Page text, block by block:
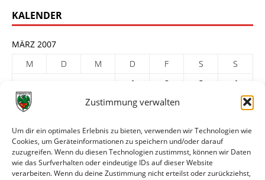
Zustimmung verwalten
Um dir ein optimales Erlebnis zu bieten, verwenden wir Technologien wie
Cookies, um Geräteinformationen zu speichern und/oder darauf
zuzugreifen. Wenn du diesen Technologien zustimmst, können wir Daten
wie das Surfverhalten oder eindeutige IDs auf dieser Website
verarbeiten. Wenn du deine Zustimmung nicht erteilst oder zurückziehst,
KALENDER
MÄRZ 2007
M
D M D F S
S
1
2 3
4
5
7 8 9
19
20 21 22 23 24
26
27 28 29 30
31